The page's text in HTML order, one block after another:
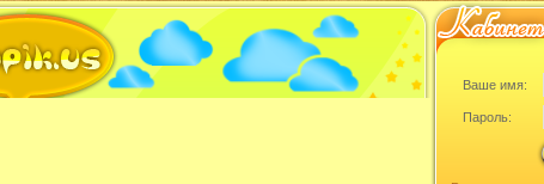
Ваше имя:
Пароль: